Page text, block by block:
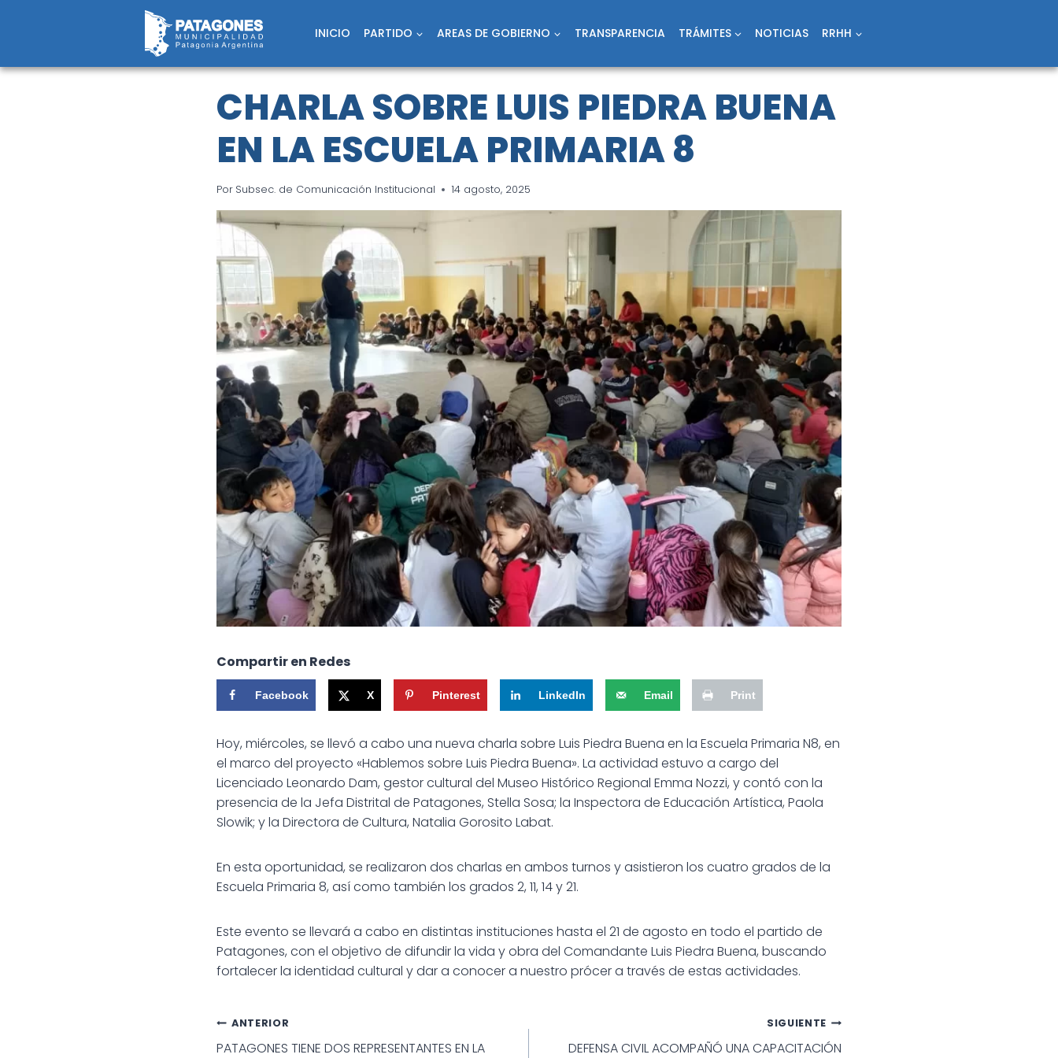
INICIO PARTIDO AREAS DE GOBIERNO TRANSPARENCIA TRÁMITES NOTICIAS RRHH
CHARLA SOBRE LUIS PIEDRA BUENA
EN LA ESCUELA PRIMARIA 8
Por Subsec. de Comunicación Institucional 14 agosto, 2025
Compartir en Redes
Facebook X Pinterest LinkedIn Email Print
Hoy, miércoles, se llevó a cabo una nueva charla sobre Luis Piedra Buena en la Escuela Primaria N8, en
el marco del proyecto «Hablemos sobre Luis Piedra Buena». La actividad estuvo a cargo del
Licenciado Leonardo Dam, gestor cultural del Museo Histórico Regional Emma Nozzi, y contó con la
presencia de la Jefa Distrital de Patagones, Stella Sosa; la Inspectora de Educación Artística, Paola
Slowik; y la Directora de Cultura, Natalia Gorosito Labat.
En esta oportunidad, se realizaron dos charlas en ambos turnos y asistieron los cuatro grados de la
Escuela Primaria 8, así como también los grados 2, 11, 14 y 21.
Este evento se llevará a cabo en distintas instituciones hasta el 21 de agosto en todo el partido de
Patagones, con el objetivo de difundir la vida y obra del Comandante Luis Piedra Buena, buscando
fortalecer la identidad cultural y dar a conocer a nuestro prócer a través de estas actividades.
Navegación
ANTERIOR
PATAGONES TIENE DOS REPRESENTANTES EN LA
SIGUIENTE
DEFENSA CIVIL ACOMPAÑÓ UNA CAPACITACIÓN